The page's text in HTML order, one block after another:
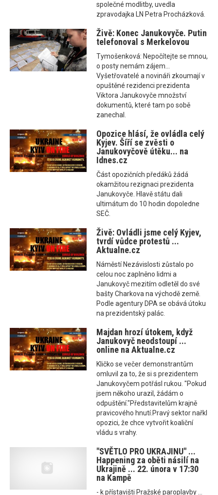
společné modlitby, uvedla
zpravodajka LN Petra Procházková.
Živě: Konec Janukovyče. Putin
telefonoval s Merkelovou
Tymošenková: Nepočítejte se mnou,
o posty nemám zájem...
Vyšetřovatelé a novináři zkoumají v
opuštěné rezidenci prezidenta
Viktora Janukovyče množství
dokumentů, které tam po sobě
zanechal.
Opozice hlásí, že ovládla celý
Kyjev. Šíří se zvěsti o
Janukovyčově útěku... na
Idnes.cz
Část opozičních předáků žádá
okamžitou rezignaci prezidenta
Janukovyče. Hlavě státu dali
ultimátum do 10 hodin dopoledne
SEČ.
Živě: Ovládli jsme celý Kyjev,
tvrdí vůdce protestů ...
Aktualne.cz
Náměstí Nezávislosti zůstalo po
celou noc zaplněno lidmi a
Janukovyč mezitím odletěl do své
bašty Charkova na východě země.
Podle agentury DPA se obává útoku
na prezidentský palác.
Majdan hrozí útokem, když
Janukovyč neodstoupí ...
online na Aktualne.cz
Kličko se večer demonstrantům
omluvil za to, že si s prezidentem
Janukovyčem potřásl rukou. "Pokud
jsem někoho urazil, žádám o
odpuštění."Představitelům krajně
pravicového hnutí.Pravý sektor nařkl
opozici, že chce vytvořit koaliční
vládu s vrahy.
"SVĚTLO PRO UKRAJINU" ...
Happening za oběti násilí na
Ukrajině ... 22. února v 17:30
na Kampě
- k přístavišti Pražské paroplavby ...